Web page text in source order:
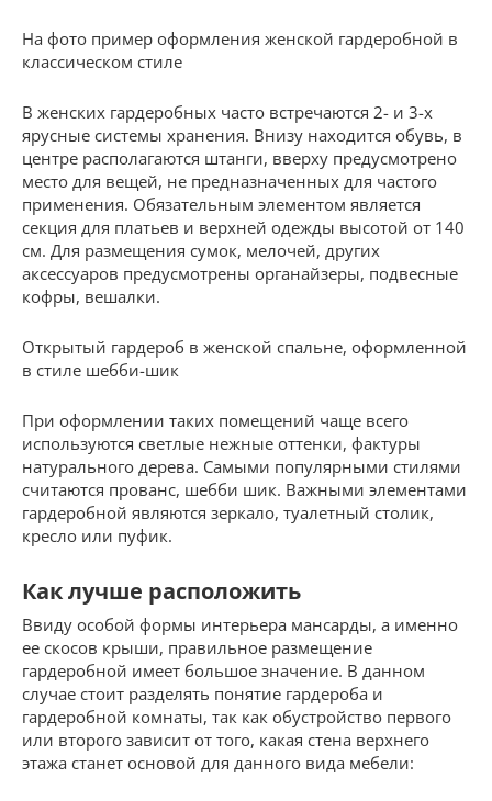
На фото пример оформления женской гардеробной в
классическом стиле
В женских гардеробных часто встречаются 2- и 3-х
ярусные системы хранения. Внизу находится обувь, в
центре располагаются штанги, вверху предусмотрено
место для вещей, не предназначенных для частого
применения. Обязательным элементом является
секция для платьев и верхней одежды высотой от 140
см. Для размещения сумок, мелочей, других
аксессуаров предусмотрены органайзеры, подвесные
кофры, вешалки.
Открытый гардероб в женской спальне, оформленной
в стиле шебби-шик
При оформлении таких помещений чаще всего
используются светлые нежные оттенки, фактуры
натурального дерева. Самыми популярными стилями
считаются прованс, шебби шик. Важными элементами
гардеробной являются зеркало, туалетный столик,
кресло или пуфик.
Как лучше расположить
Ввиду особой формы интерьера мансарды, а именно
ее скосов крыши, правильное размещение
гардеробной имеет большое значение. В данном
случае стоит разделять понятие гардероба и
гардеробной комнаты, так как обустройство первого
или второго зависит от того, какая стена верхнего
этажа станет основой для данного вида мебели: